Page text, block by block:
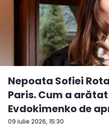
09 iulie 2026, 15:30
Nepoata Sofiei
Paris. Cum a
Evdokimenko de
e...